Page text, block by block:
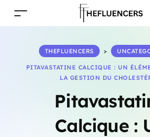
Calcique :
THEFLUENCERS >
PITAVASTATINE CALCIQUE : UN
LA GESTION DU